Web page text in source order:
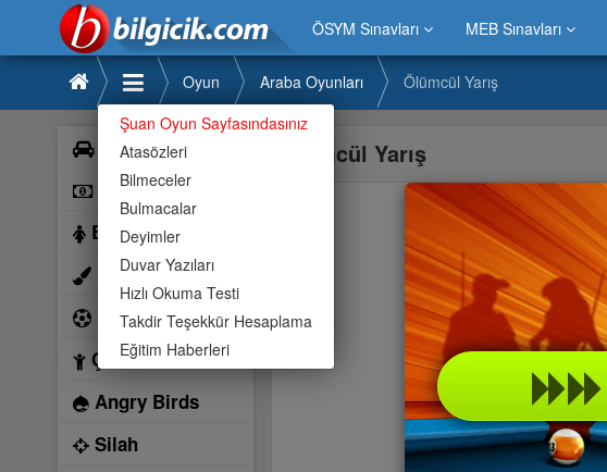
ÖSYM Sınavları MEB Sınavları
Şuan Oyun Sayfasındasınız
Atasözleri
Bilmeceler
Bulmacalar
Deyimler
Duvar Yazıları
Hızlı Okuma Testi
Takdir Teşekkür Hesaplama
Eğitim Haberleri
Oyun Araba Oyunları Ölümcül Yarış
Araba
Bilardo
Barbie
Boyama
Futbol
Çocuk
Angry Birds
Silah
Ölümcül Yarış